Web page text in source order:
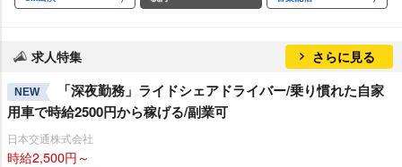
求人特集 さらに見る
NEW
「深夜勤務」ライドシェアドライバー/乗り慣れた自家
用車で時給2500円から稼げる/副業可
日本交通株式会社
時給2,500円～